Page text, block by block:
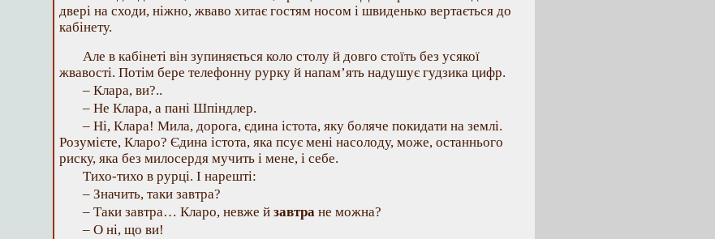
двері на сходи, ніжно, жваво хитає гостям носом і швиденько вертається до
кабінету.
Але в кабінеті він зупиняється коло столу й довго стоїть без усякої
жвавості. Потім бере телефонну рурку й напам’ять надушує гудзика цифр.
– Клара, ви?..
– Не Клара, а пані Шпіндлер.
– Ні, Клара! Мила, дорога, єдина істота, яку боляче покидати на землі.
Розумієте, Кларо? Єдина істота, яка псує мені насолоду, може, останнього
риску, яка без милосердя мучить і мене, і себе.
Тихо-тихо в рурці. І нарешті:
– Значить, таки завтра?
– Таки завтра… Кларо, невже й завтра не можна?
– О ні, що ви!